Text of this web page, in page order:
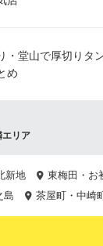
・堂山で厚切りタ
め
エリア
新地
東梅田・お
島
茶屋町・中崎